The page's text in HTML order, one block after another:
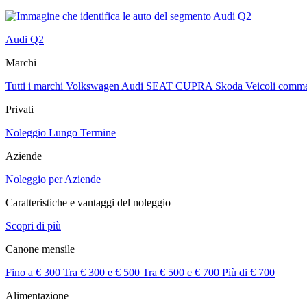
Audi Q2
Marchi
Tutti i marchi VolkswagenAudi SEAT CUPRA Skoda Veicoli
Privati
Noleggio Lungo Termine
Aziende
Noleggio per Aziende
Caratteristiche e vantaggi del noleggio
Scopri di più
Canone mensile
Fino a € 300 Tra € 300 e € 500 Tra € 500 e € 700 Più di € 700
Alimentazione